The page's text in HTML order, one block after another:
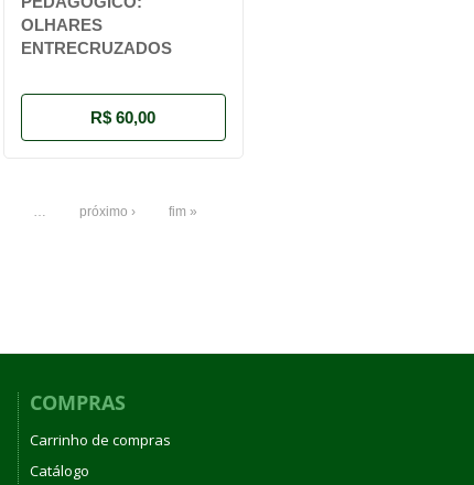
OLHARES
ENTRECRUZADOS
R$ 60,00
próximo › fim »
COMPRAS
Carrinho de compras
Catálogo